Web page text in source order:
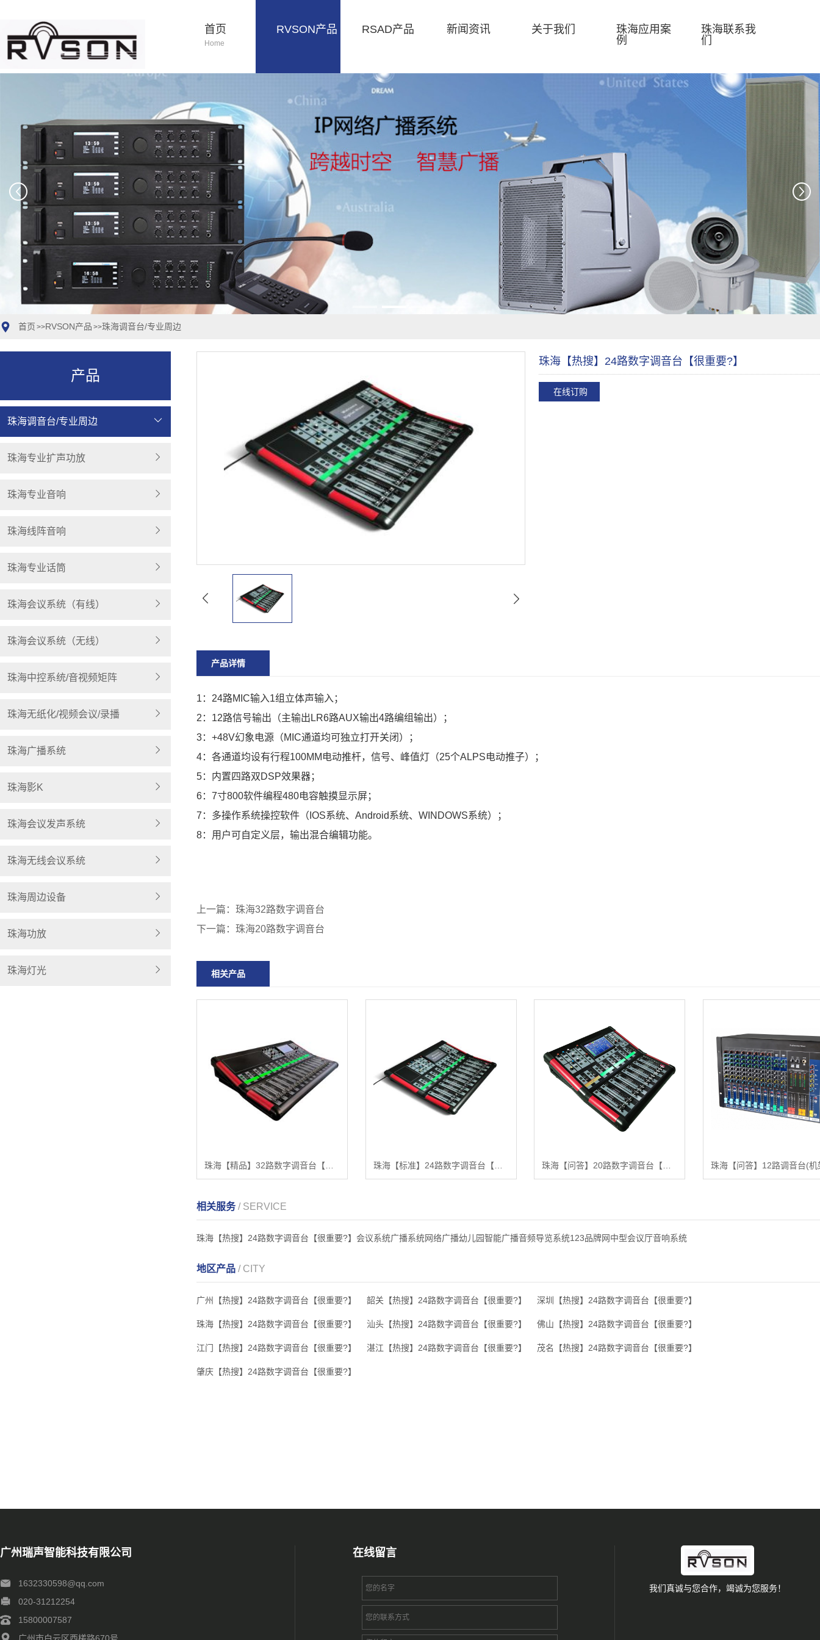
首页
Home
RVSON产品 RSAD产品 新闻资讯 关于我们
珠海应用案
例
珠海联系我
们
首页 >>RVSON产品 >>珠海调音台/专业周边
产品
珠海调音台/专业周边
珠海专业扩声功放
珠海专业音响
珠海线阵音响
珠海专业话筒
珠海会议系统（有线）
珠海会议系统（无线）
珠海中控系统/音视频矩阵
珠海无纸化/视频会议/录播
珠海广播系统
珠海影K
珠海会议发声系统
珠海无线会议系统
珠海周边设备
珠海功放
珠海灯光
珠海【热搜】24路数字调音台【很重要?】
在线订购
产品详情
1：24路MIC输入1组立体声输入；
2：12路信号输出（主输出LR6路AUX输出4路编组输出）；
3：+48V幻象电源（MIC通道均可独立打开关闭）；
4：各通道均设有行程100MM电动推杆，信号、峰值灯（25个ALPS电动推子）；
5：内置四路双DSP效果器；
6：7寸800软件编程480电容触摸显示屏；
7：多操作系统操控软件（IOS系统、Android系统、WINDOWS系统）；
8：用户可自定义层，输出混合编辑功能。
上一篇： 珠海32路数字调音台
下一篇： 珠海20路数字调音台
相关产品
珠海【标准】24路数字调音台【是什么?】
相关服务/ SERVICE
珠海【热搜】24路数字调音台【很重要?】会议系统广播系统网络广播幼儿园智能广播音频导览系统123品牌网中型会议厅音响系统
地区产品 / CITY
广州【热搜】24路数字调音台【很重要?】 韶关【热搜】24路数字调音台【很重要?】 深圳【热搜】24路数字调音台【很重要?】
珠海【热搜】24路数字调音台【很重要?】 汕头【热搜】24路数字调音台【很重要?】 佛山【热搜】24路数字调音台【很重要?】
江门【热搜】24路数字调音台【很重要?】 湛江【热搜】24路数字调音台【很重要?】 茂名【热搜】24路数字调音台【很重要?】
肇庆【热搜】24路数字调音台【很重要?】
广州瑞声智能科技有限公司
1632330598@qq.com
020-31212254
15800007587
广州市白云区西槎路670号
在线留言
我们真诚与您合作，竭诚为您服务！